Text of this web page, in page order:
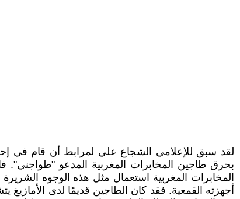
لقد سبق للإعلامي الشجاع علي لمرابط أن قام في
بحرق طاجين المخابرات المغربية المدعو "طواجني".
المخابرات المغربية استعمال مثل هذه الوجوه
أجهزته القمعية. فقد كان الطاجين قديمًا لدى